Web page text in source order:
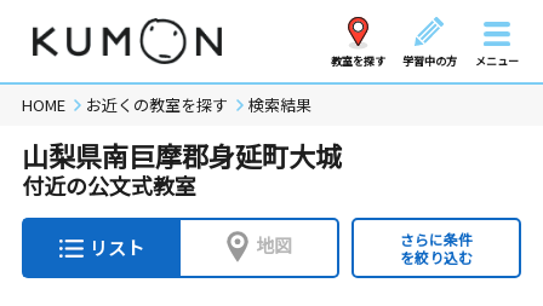
教室を探す 学習中の方 メニュー
HOME お近くの教室を探す 検索結果
山梨県南巨摩郡身延町大城
付近の公文式教室
リスト 地図
さらに条件
を絞り込む